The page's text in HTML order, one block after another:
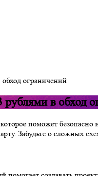
ограничений
рублями в обход
поможет
Забудьте о сложных